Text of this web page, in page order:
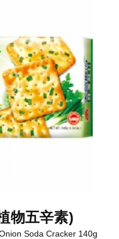
物五辛素)
Soda Cracker 140g